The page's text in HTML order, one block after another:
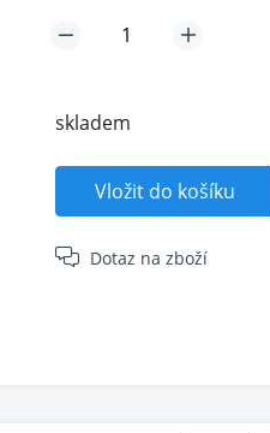
skladem
Vložit do košíku
Dotaz na zboží